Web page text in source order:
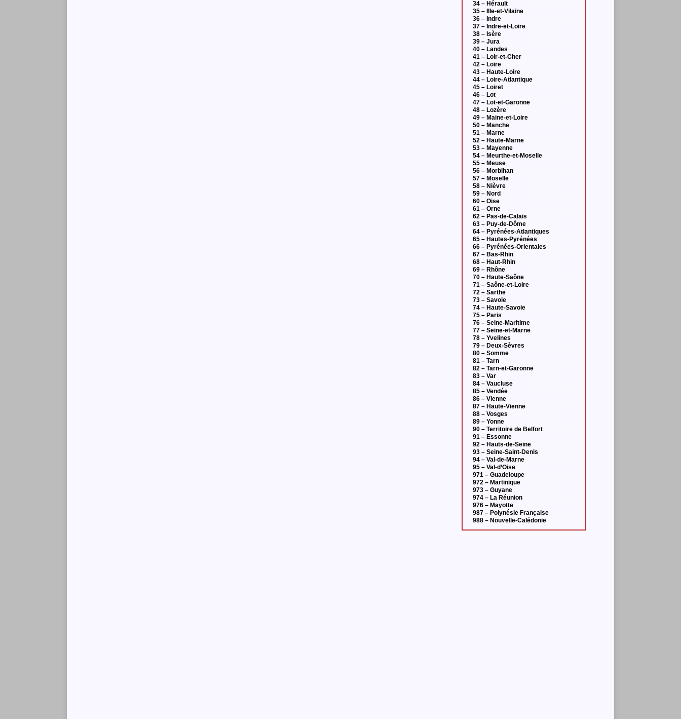
34 – Hérault
35 – Ille-et-Vilaine
36 – Indre
37 – Indre-et-Loire
38 – Isère
39 – Jura
40 – Landes
41 – Loir-et-Cher
42 – Loire
43 – Haute-Loire
44 – Loire-Atlantique
45 – Loiret
46 – Lot
47 – Lot-et-Garonne
48 – Lozère
49 – Maine-et-Loire
50 – Manche
51 – Marne
52 – Haute-Marne
53 – Mayenne
54 – Meurthe-et-Moselle
55 – Meuse
56 – Morbihan
57 – Moselle
58 – Nièvre
59 – Nord
60 – Oise
61 – Orne
62 – Pas-de-Calais
63 – Puy-de-Dôme
64 – Pyrénées-Atlantiques
65 – Hautes-Pyrénées
66 – Pyrénées-Orientales
67 – Bas-Rhin
68 – Haut-Rhin
69 – Rhône
70 – Haute-Saône
71 – Saône-et-Loire
72 – Sarthe
73 – Savoie
74 – Haute-Savoie
75 – Paris
76 – Seine-Maritime
77 – Seine-et-Marne
78 – Yvelines
79 – Deux-Sèvres
80 – Somme
81 – Tarn
82 – Tarn-et-Garonne
83 – Var
84 – Vaucluse
85 – Vendée
86 – Vienne
87 – Haute-Vienne
88 – Vosges
89 – Yonne
90 – Territoire de Belfort
91 – Essonne
92 – Hauts-de-Seine
93 – Seine-Saint-Denis
94 – Val-de-Marne
95 – Val-d’Oise
971 – Guadeloupe
972 – Martinique
973 – Guyane
974 – La Réunion
976 – Mayotte
987 – Polynésie Française
988 – Nouvelle-Calédonie